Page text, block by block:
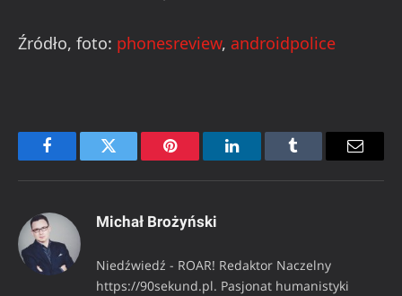
Źródło, foto: phonesreview, androidpolice
FacebookTwitter Pinterest LinkedInTumblr Email
Michał Brożyński
Niedźwiedź - ROAR! Redaktor Naczelny
https://90sekund.pl. Pasjonat humanistyki